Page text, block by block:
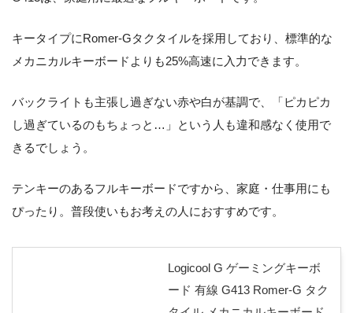
キータイプにRomer-Gタクタイルを採用しており、標準的な
メカニカルキーボードよりも25%高速に入力できます。
バックライトも主張し過ぎない赤や白が基調で、「ピカピカ
し過ぎているのもちょっと…」という人も違和感なく使用で
きるでしょう。
テンキーのあるフルキーボードですから、家庭・仕事用にも
ぴったり。普段使いもお考えの人におすすめです。
Logicool G ゲーミングキーボ
ード 有線 G413 Romer-G タク